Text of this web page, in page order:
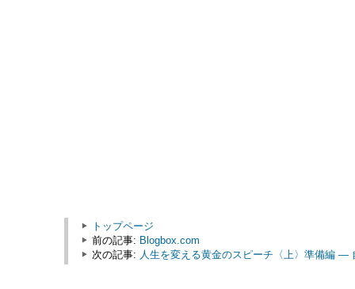
トップページ
前の記事: Blogbox.com
次の記事: 人生を変える黄金のスピーチ〈上〉準備編 ―